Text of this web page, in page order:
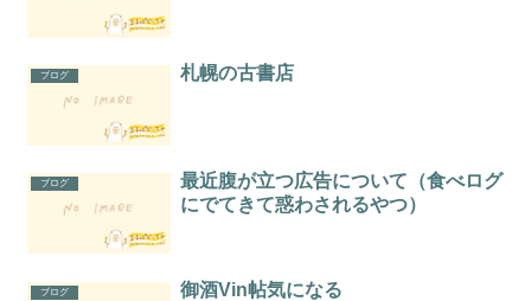
ブログ 札幌の古書店
ブログ
最近腹が立つ広告について（食べログ
にでてきて惑わされるやつ）
ブログ 御酒Vin帖気になる